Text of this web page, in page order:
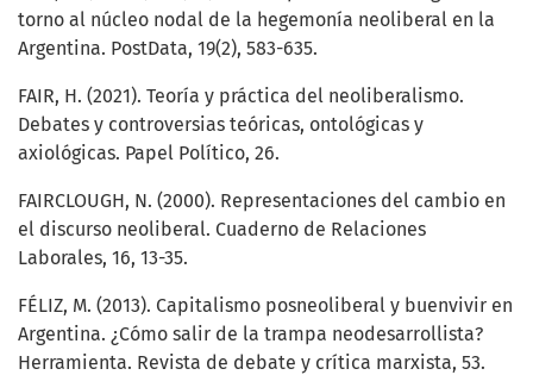
torno al núcleo nodal de la hegemonía neoliberal en la
Argentina. PostData, 19(2), 583-635.
FAIR, H. (2021). Teoría y práctica del neoliberalismo.
Debates y controversias teóricas, ontológicas y
axiológicas. Papel Político, 26.
FAIRCLOUGH, N. (2000). Representaciones del cambio en
el discurso neoliberal. Cuaderno de Relaciones
Laborales, 16, 13-35.
FÉLIZ, M. (2013). Capitalismo posneoliberal y buenvivir en
Argentina. ¿Cómo salir de la trampa neodesarrollista?
Herramienta. Revista de debate y crítica marxista, 53.